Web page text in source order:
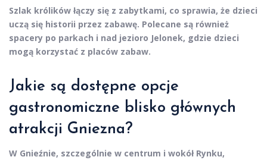
Szlak królików łączy się z zabytkami, co sprawia, że dzieci
uczą się historii przez zabawę. Polecane są również
spacery po parkach i nad jezioro Jelonek, gdzie dzieci
mogą korzystać z placów zabaw.
Jakie są dostępne opcje
gastronomiczne blisko głównych
atrakcji Gniezna?
W Gnieźnie, szczególnie w centrum i wokół Rynku,